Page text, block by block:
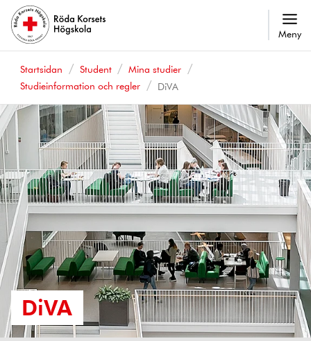
Meny
Startsidan Student
Mina studier
Studieinformation och regler
DiVA
DiVA